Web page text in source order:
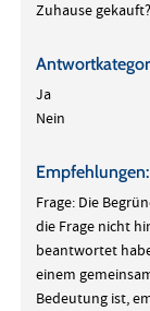
Zuhause gekauft?
Ja
Nein
Empfehlungen:
Frage: Die
die Frage nicht
beantwortet
einem
Bedeutung ist,